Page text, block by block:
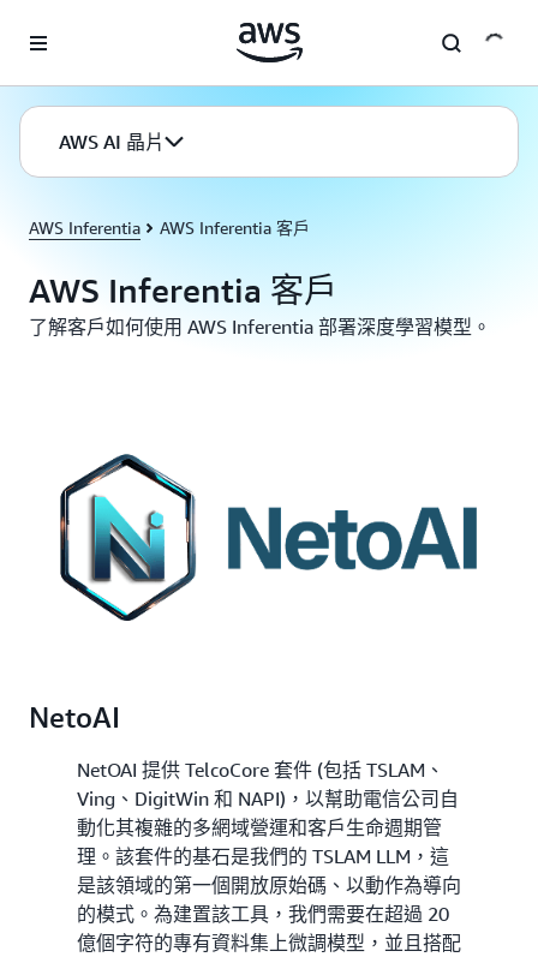
AWS AI 晶片
AWS Inferentia AWS Inferentia 客戶
AWS Inferentia 客戶
了解客戶如何使用 AWS Inferentia 部署深度學習模型。
NetoAI
NetOAI 提供 TelcoCore 套件 (包括 TSLAM、
Ving、DigitWin 和 NAPI)，以幫助電信公司自
動化其複雜的多網域營運和客戶生命週期管
理。該套件的基石是我們的 TSLAM LLM，這
是該領域的第一個開放原始碼、以動作為導向
的模式。為建置該工具，我們需要在超過 20
億個字符的專有資料集上微調模型，並且搭配